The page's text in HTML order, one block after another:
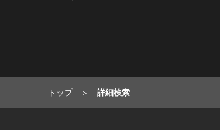
トップ 詳細検索